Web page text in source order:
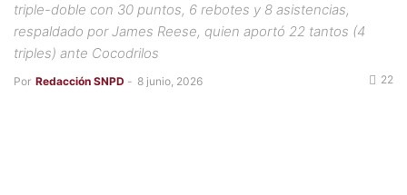
triple-doble con 30 puntos, 6 rebotes y 8 asistencias,
respaldado por James Reese, quien aportó 22 tantos (4
triples) ante Cocodrilos
Por Redacción SNPD - 8 junio, 2026 22